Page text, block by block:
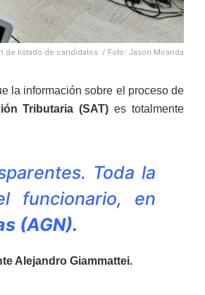
listado de candidatos. / Foto: Jason Miranda
la información sobre el proceso de
Tributaria (SAT) es totalmente
Toda la
funcionario, en
(AGN).
Alejandro Giammattei.